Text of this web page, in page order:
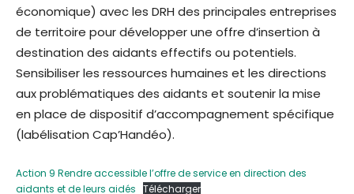
économique) avec les DRH des principales entreprises
de territoire pour développer une offre d’insertion à
destination des aidants effectifs ou potentiels.
Sensibiliser les ressources humaines et les directions
aux problématiques des aidants et soutenir la mise
en place de dispositif d’accompagnement spécifique
(labélisation Cap’Handéo).
Action 9 Rendre accessible l’offre de service en direction des
aidants et de leurs aidés Télécharger